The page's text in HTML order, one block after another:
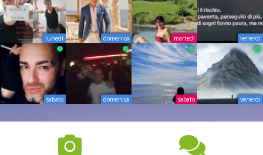
lunedì domenica martedì venerdì
sabato domenica sabato venerdì